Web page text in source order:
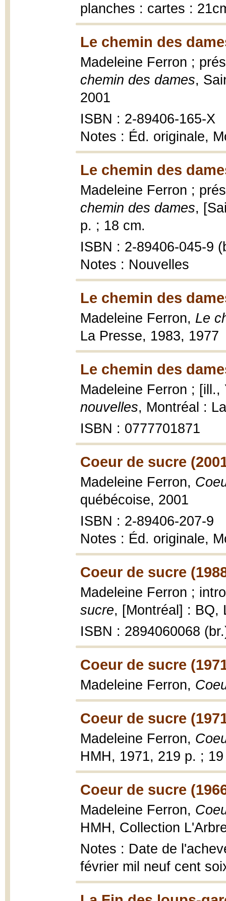
planches : cartes :
Le chemin des
Madeleine Ferron ;
chemin des dames,
2001
ISBN : 2-89406-165-X
Notes : Éd. originale,
Le chemin des
Madeleine Ferron ;
chemin des dames,
p. ; 18 cm.
ISBN : 2-89406-045-9
Notes : Nouvelles
Le chemin des
Madeleine Ferron, Le
La Presse, 1983, 1977
Le chemin des
Madeleine Ferron ;
nouvelles, Montréal :
ISBN : 0777701871
Coeur de sucre
Madeleine Ferron,
québécoise, 2001
ISBN : 2-89406-207-9
Notes : Éd. originale,
Coeur de sucre
Madeleine Ferron ;
sucre, [Montréal] : BQ,
ISBN : 2894060068
Coeur de sucre
Madeleine Ferron,
Coeur de sucre
Madeleine Ferron,
HMH, 1971, 219 p. ;
Coeur de sucre
Madeleine Ferron,
HMH, Collection
Notes : Date de
février mil neuf cent